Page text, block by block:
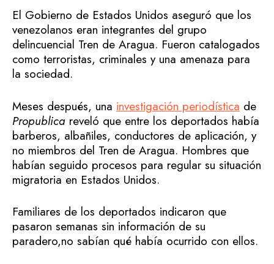
El Gobierno de Estados Unidos aseguró que los
venezolanos eran integrantes del grupo
delincuencial Tren de Aragua. Fueron catalogados
como terroristas, criminales y una amenaza para
la sociedad.
Meses después, una investigación periodística de
Propublica reveló que entre los deportados había
barberos, albañiles, conductores de aplicación, y
no miembros del Tren de Aragua. Hombres que
habían seguido procesos para regular su situación
migratoria en Estados Unidos.
Familiares de los deportados indicaron que
pasaron semanas sin información de su
paradero,no sabían qué había ocurrido con ellos.